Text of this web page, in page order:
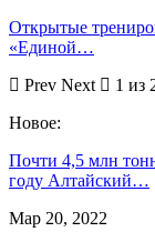
Открытые
«Единой…
Prev Next
1 из
Новое:
Почти 4,5 млн
году Алтайский…
Мар 20, 2022